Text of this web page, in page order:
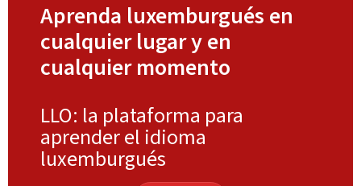
Aprenda luxemburgués en
cualquier lugar y en
cualquier momento
LLO: la plataforma para
aprender el idioma
luxemburgués